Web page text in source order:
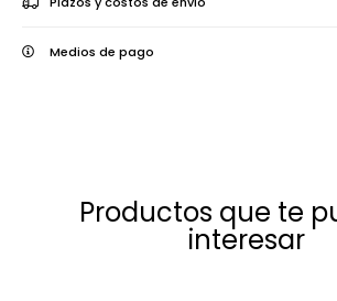
Medios de pago
Productos que te
interesar